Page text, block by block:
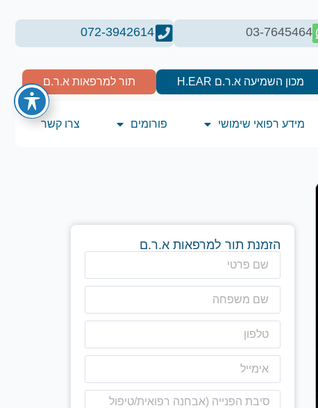
03-7645464
072-3942614
תור למרפאות א.ר.ם מכון השמיעה א.ר.ם H.EAR
מידע רפואי שימושי פורומים צרו קשר
הזמנת תור למרפאות א.ר.ם